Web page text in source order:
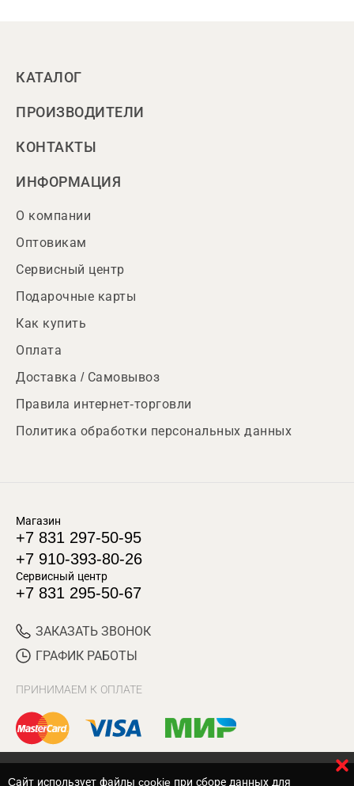
КАТАЛОГ
ПРОИЗВОДИТЕЛИ
КОНТАКТЫ
ИНФОРМАЦИЯ
О компании
Оптовикам
Сервисный центр
Подарочные карты
Как купить
Оплата
Доставка / Самовывоз
Правила интернет-торговли
Политика обработки персональных данных
Магазин
+7 831 297-50-95
+7 910-393-80-26
Сервисный центр
+7 831 295-50-67
ЗАКАЗАТЬ ЗВОНОК
ГРАФИК РАБОТЫ
ПРИНИМАЕМ К ОПЛАТЕ
Cайт использует файлы cookie при сборе данных для